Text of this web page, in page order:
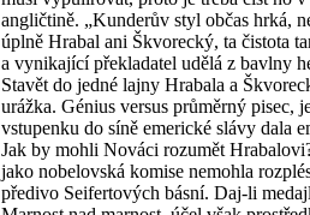
angličtině. „Kunderův styl občas hrká,
úplně Hrabal ani Škvorecký, ta čistota
a vynikající překladatel udělá z bavlny
Stavět do jedné lajny Hrabala a
urážka. Génius versus průměrný pisec,
vstupenku do síně emerické slávy dala
Jak by mohli Nováci rozumět
jako nobelovská komise nemohla
předivo Seifertových básní. Daj-li